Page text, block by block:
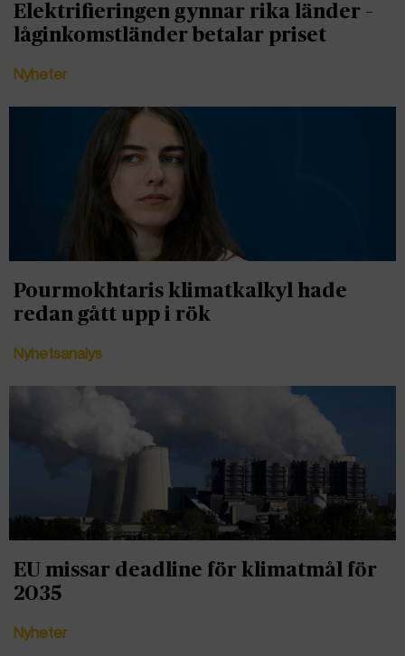
Elektrifieringen gynnar rika länder –
låginkomstländer betalar priset
Nyheter
Pourmokhtaris klimatkalkyl hade
redan gått upp i rök
Nyhetsanalys
EU missar deadline för klimatmål för
2035
Nyheter